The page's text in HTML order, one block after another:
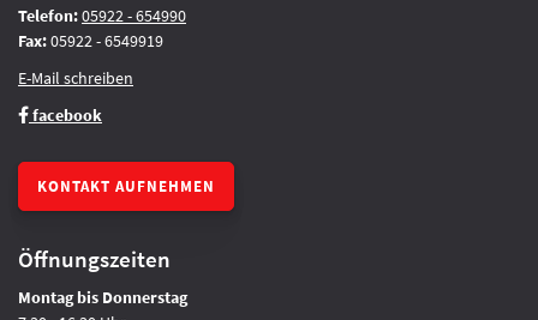
Telefon:05922 - 654990
Fax:05922 - 6549919
E-Mail schreiben
facebook
KONTAKT AUFNEHMEN
Öffnungszeiten
Montag bis Donnerstag